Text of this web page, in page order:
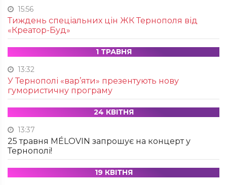
15:56
Тиждень спеціальних цін ЖК Тернополя від
«Креатор-Буд»
1 ТРАВНЯ
13:32
У Тернополі «вар’яти» презентують нову
гумористичну програму
24 КВІТНЯ
13:37
25 травня MÉLOVIN запрошує на концерт у
Тернополі!
19 КВІТНЯ